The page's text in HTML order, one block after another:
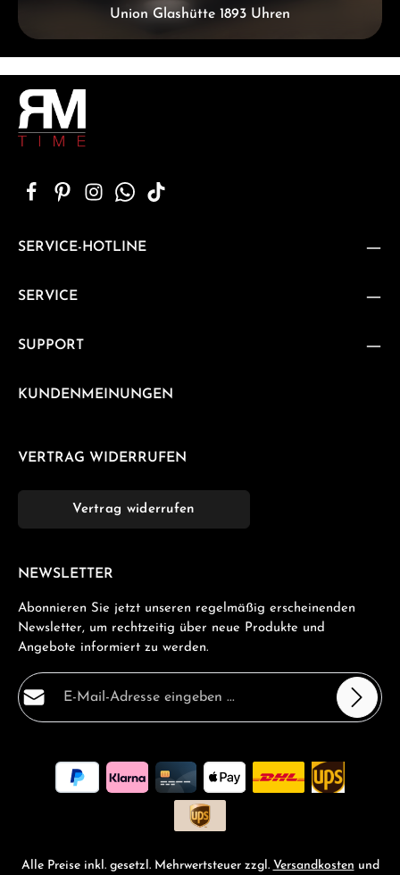
Union Glashütte 1893 Uhren
SERVICE-HOTLINE
SERVICE
SUPPORT
KUNDENMEINUNGEN
VERTRAG WIDERRUFEN
Vertrag widerrufen
NEWSLETTER
Abonnieren Sie jetzt unseren regelmäßig erscheinenden
Newsletter, um rechtzeitig über neue Produkte und
Angebote informiert zu werden.
E-Mail-Adresse*
Ich habe die
Datenschutzbestimmungen
zur Kenntnis
genommen und dieAGBgelesen und bin mit ihnen
Pflichtfelder.
Alle Preise inkl. gesetzl. Mehrwertsteuer zzgl. Versandkosten und